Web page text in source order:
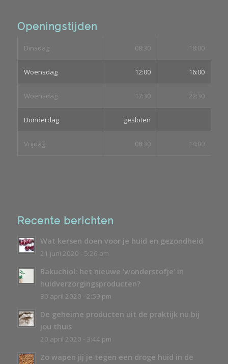
Openingstijden
Dinsdag 08:30 18:00
Woensdag 12:00 16:00
Woensdag 17:30 22:30
Donderdag gesloten
Vrijdag 08:30 14:00
Recente berichten
Wat kersen doen voor je huid en gezondheid
21 juni 2020 - 5:26 pm
Bakuchiol: het nieuwe ‘wonderstofje’ in
huidverzorgingsproducten?
30 april 2020 - 2:59 pm
De geheime producten uit de praktijk nu bij
jou thuis
20 april 2020 - 3:44 pm
Zo wapen jij je tegen een droge huid in de